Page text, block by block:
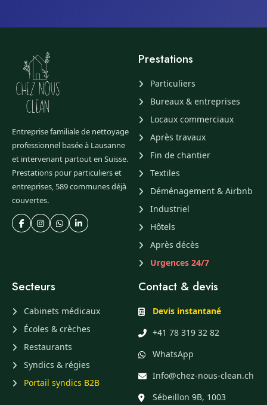
Entreprise familiale de nettoyage
professionnel basée à Lausanne
et intervenant partout en Suisse.
Prestations pour particuliers et
entreprises, 589 communes déjà
couvertes.
Prestations
Particuliers
Bureaux & entreprises
Locaux commerciaux
Après travaux
Fin de chantier
Textiles
Déménagement & Airbnb
Industriel
Hôtels
Après décès
Urgences 24/7
Secteurs
Cabinets médicaux
Écoles & crèches
Restaurants
Syndics & régies
Portail syndics B2B
Contact & devis
Devis instantané
+41 78 319 32 82
WhatsApp
Info@chez-nous-clean.ch
Sébeillon 9B, 1003